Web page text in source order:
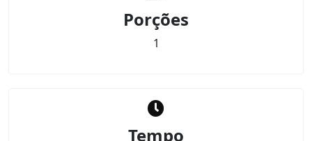
Porções
1
Tempo